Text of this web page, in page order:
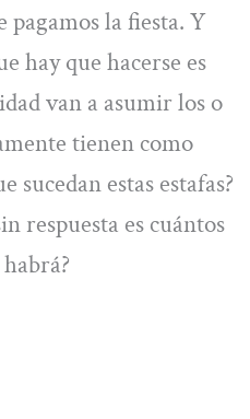
pagamos la fiesta. Y
hay que hacerse es
van a asumir los o
tienen como
sucedan estas estafas?
respuesta es cuántos